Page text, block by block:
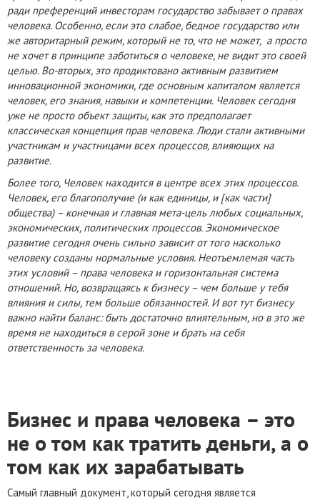
ради преференций инвесторам государство забывает о правах
человека. Особенно, если это слабое, бедное государство или
же авторитарный режим, который не то, что не может, а просто
не хочет в принципе заботиться о человеке, не видит это своей
целью. Во-вторых, это продиктовано активным развитием
инновационной экономики, где основным капиталом является
человек, его знания, навыки и компетенции. Человек сегодня
уже не просто объект защиты, как это предполагает
классическая концепция прав человека. Люди стали активными
участникам и участницами всех процессов, влияющих на
развитие.
Более того, Человек находится в центре всех этих процессов.
Человек, его благополучие (и как единицы, и [как части]
общества) – конечная и главная мета-цель любых социальных,
экономических, политических процессов. Экономическое
развитие сегодня очень сильно зависит от того насколько
человеку созданы нормальные условия. Неотъемлемая часть
этих условий – права человека и горизонтальная система
отношений. Но, возвращаясь к бизнесу – чем больше у тебя
влияния и силы, тем больше обязанностей. И вот тут бизнесу
важно найти баланс: быть достаточно влиятельным, но в это же
время не находиться в серой зоне и брать на себя
ответственность за человека.
Бизнес и права человека – это
не о том как тратить деньги, а о
том как их зарабатывать
Самый главный документ, который сегодня является